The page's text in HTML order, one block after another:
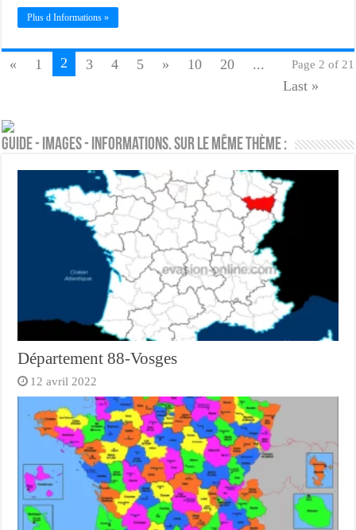
Plus d Informations »
Page 2 of 21
« 1 2 3 4 5 » 10 20
...
Last »
Guide - Images - Informations. Sur le même thème :
Département 88-Vosges
12 avril 2022